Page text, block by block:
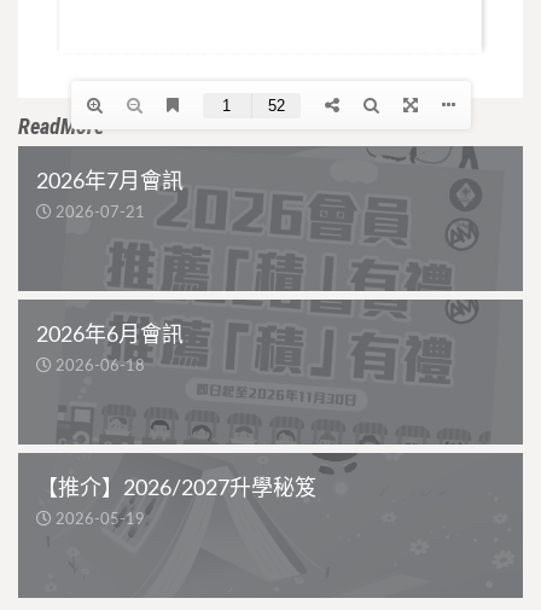
ReadMore
2026年7月會訊
2026-07-21
2026年6月會訊
2026-06-18
【推介】2026/2027升學秘笈
2026-05-19